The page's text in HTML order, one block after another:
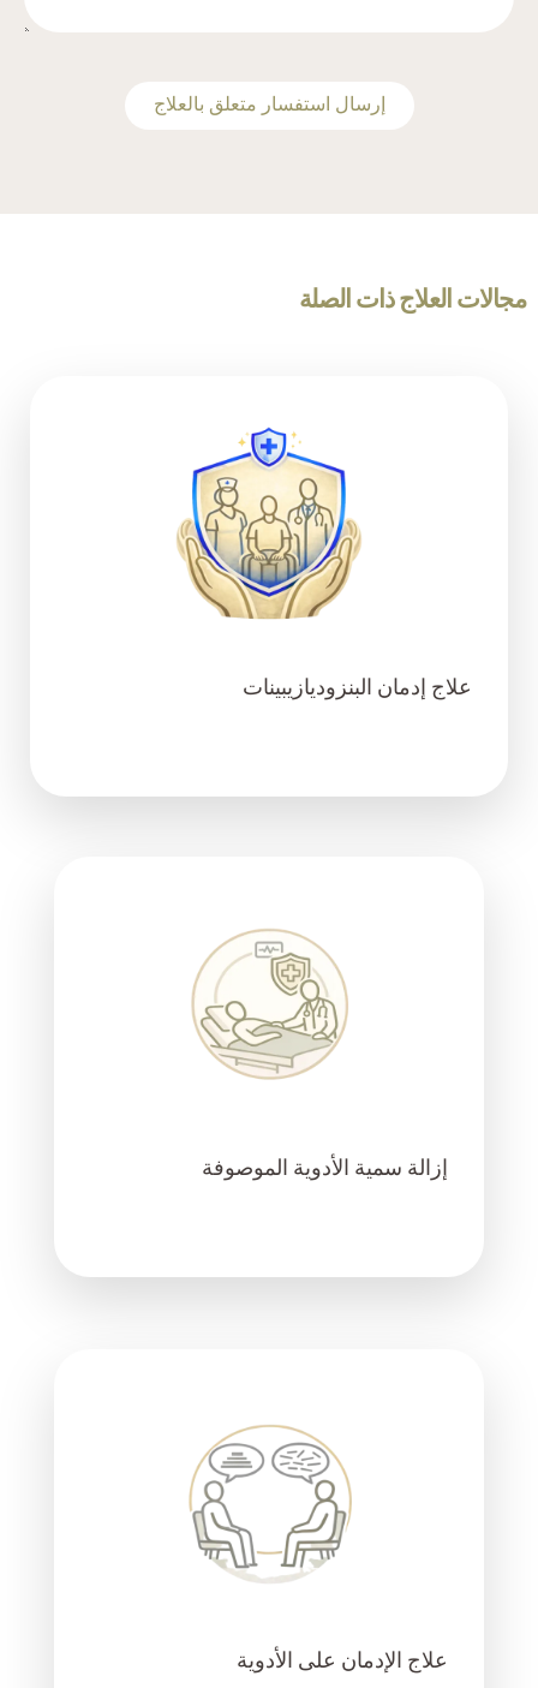
‫إرسال استفسار متعلق بالعلاج
مجالات العلاج ذات الصلة
علاج إدمان البنزوديازيبينات
إزالة سمية الأدوية الموصوفة
علاج الإدمان على الأدوية